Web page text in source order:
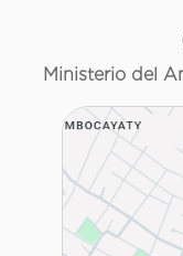
Ministerio del